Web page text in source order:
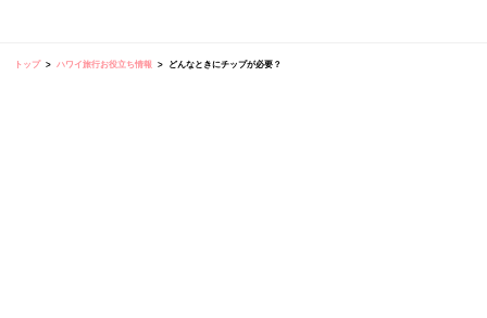
トップ ハワイ旅行お役立ち情報 どんなときにチップが必要？